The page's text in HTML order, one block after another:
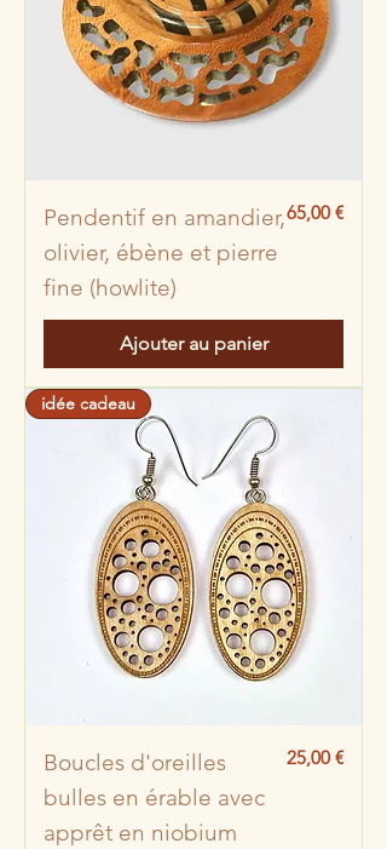
Pendentif en amandier,
olivier, ébène et pierre
fine (howlite)
Prix
65,00 €
Ajouter au panier
idée cadeau
Boucles d'oreilles
bulles en érable avec
apprêt en niobium
Prix
25,00 €